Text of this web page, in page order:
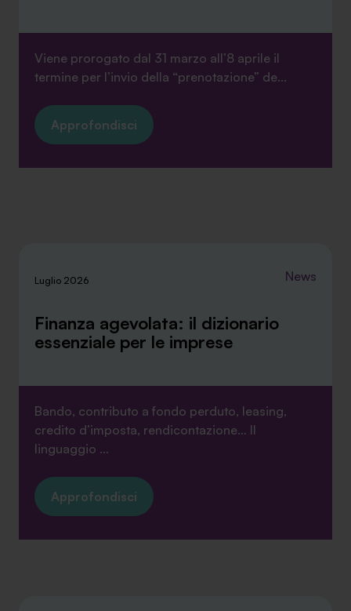
Viene prorogato dal 31 marzo all’8 aprile il
termine per l’invio della “prenotazione” de...
Approfondisci
Luglio 2026 News
Finanza agevolata: il dizionario
essenziale per le imprese
Bando, contributo a fondo perduto, leasing,
credito d’imposta, rendicontazione… Il
linguaggio ...
Approfondisci